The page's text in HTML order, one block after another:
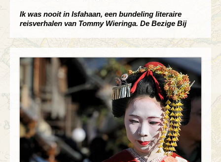
Ik was nooit in Isfahaan, een bundeling literaire
reisverhalen van Tommy Wieringa. De Bezige Bij